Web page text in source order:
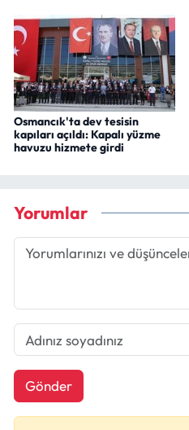
Osmancık'ta dev tesisin
kapıları açıldı: Kapalı yüzme
havuzu hizmete girdi
Yorumlar
Gönder